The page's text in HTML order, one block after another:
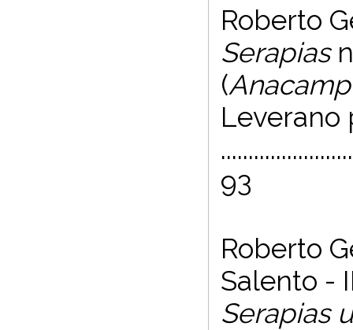
Roberto
Serapias
(
Leverano
93
Roberto
Salento -
Serapias